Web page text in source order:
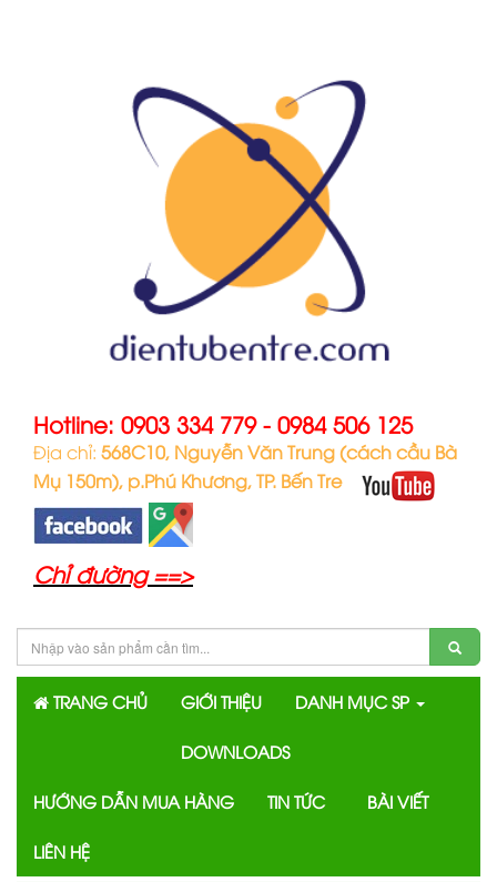
Hotline: 0903 334 779- 0984 506 125
Địa chỉ: 568C10, Nguyễn Văn Trung (cách cầu Bà
Mụ 150m), p.Phú Khương, TP. Bến Tre
Chỉ đường ==>
TRANG CHỦ GIỚI THIỆU DANH MỤC SP
DOWNLOADS
HƯỚNG DẪN MUA HÀNG TIN TỨC BÀI VIẾT
LIÊN HỆ